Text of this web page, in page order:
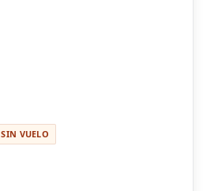
SIN VUELO